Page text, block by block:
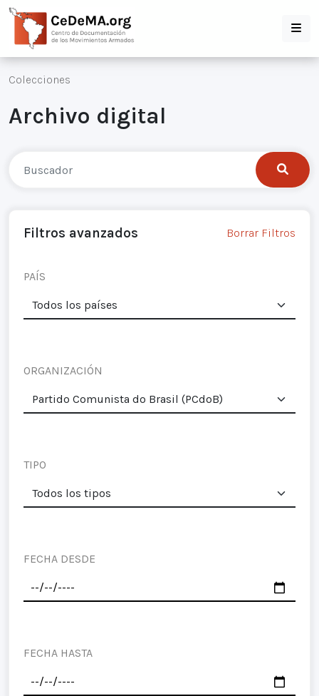
Colecciones
Archivo digital
Filtros avanzados Borrar Filtros
PAÍS
ORGANIZACIÓN
TIPO
FECHA DESDE
FECHA HASTA